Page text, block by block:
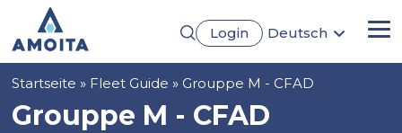
Inhalt
Login
Deutsch
Français
Pfadnavigation
Startseite Fleet Guide Grouppe M - CFAD
Grouppe M - CFAD